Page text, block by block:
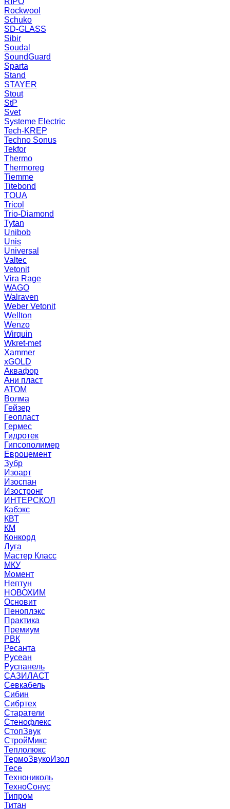
Rockwool
Schuko
SD-GLASS
Sibir
Soudal
SoundGuard
Sparta
Stand
STAYER
Stout
StP
Svet
Systeme Electric
Tech-KREP
Techno Sonus
Tekfor
Thermo
Thermoreg
Tiemme
Titebond
TOUA
Tricol
Trio-Diamond
Tytan
Unibob
Unis
Universal
Valtec
Vetonit
Vira Rage
WAGO
Walraven
Weber Vetonit
Wellton
Wenzo
Wirquin
Wkret-met
Xammer
xGOLD
Аквафор
Ани пласт
АТОМ
Волма
Гейзер
Геопласт
Гермес
Гидротек
Гипсополимер
Евроцемент
Зубр
Изоарт
Изоспан
Изостронг
ИНТЕРСКОЛ
Кабэкс
КВТ
КМ
Конкорд
Луга
Мастер Класс
МКУ
Момент
Нептун
НОВОХИМ
Основит
Пеноплэкс
Практика
Премиум
РВК
Ресанта
Русеан
Руспанель
САЗИЛАСТ
Севкабель
Сибин
Сибртех
Старатели
Стенофлекс
СтопЗвук
СтройМикс
Теплолюкс
ТермоЗвукоИзол
Тесе
Технониколь
ТехноСонус
Типром
Титан